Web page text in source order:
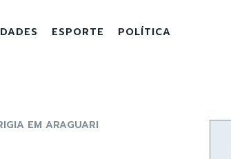
ESPORTE POLÍTICA
EM ARAGUARI